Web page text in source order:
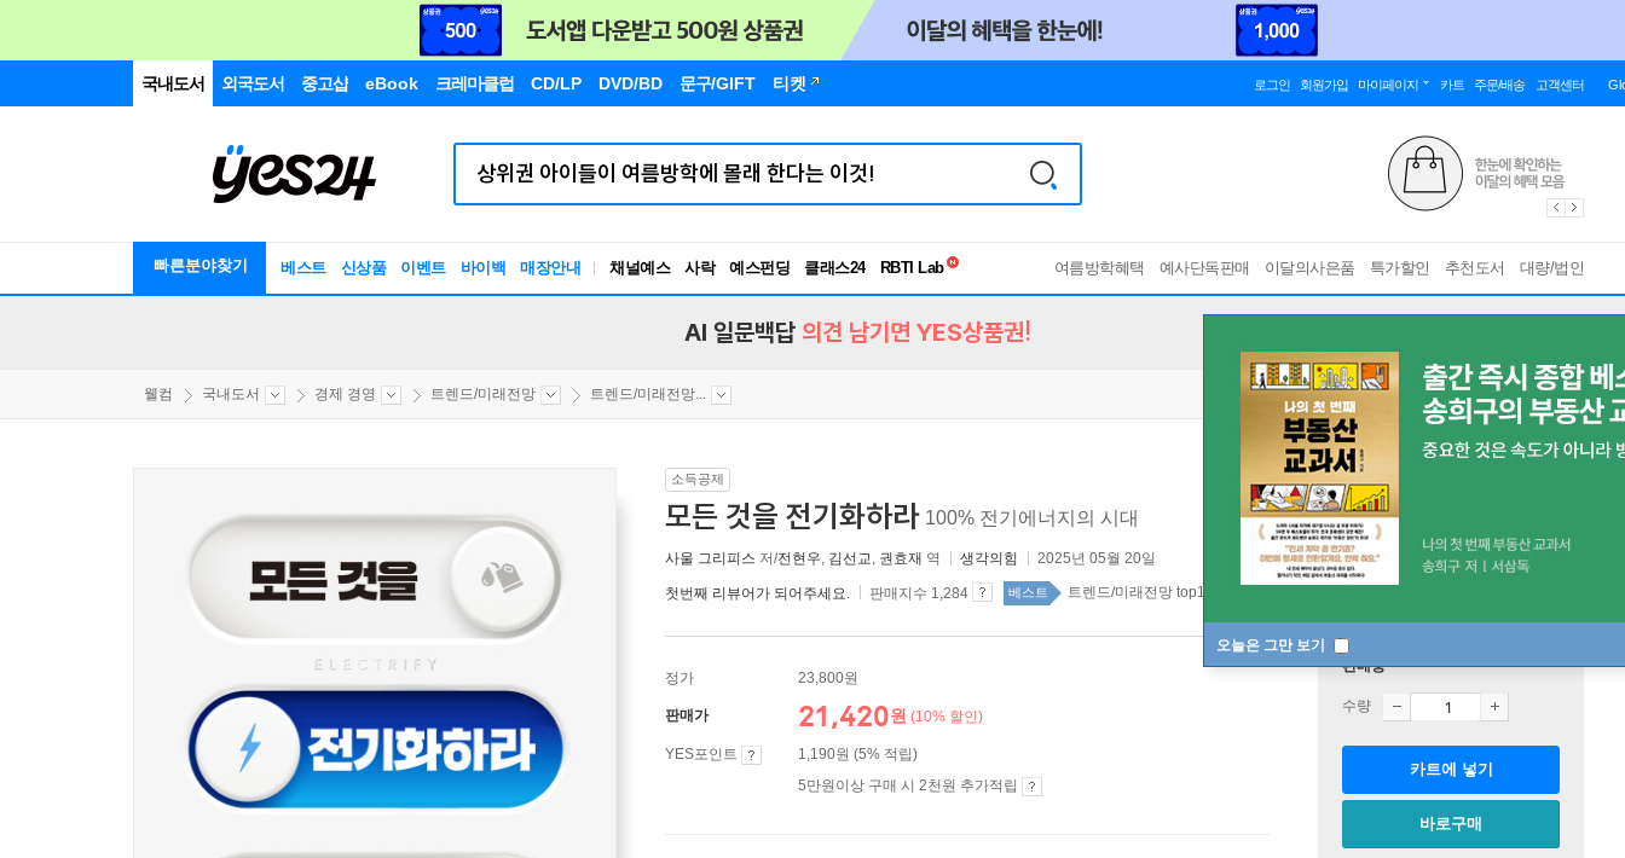
국내도서 외국도서 중고샵 eBook 크레마클럽 CD/LP DVD/BD 문구/GIFT 티켓 로그인 회원가입 마이페이지 카트 주문/배송 고객센터
빠른분야찾기 베스트 신상품 이벤트 바이백 매장안내 채널예스 사락 예스펀딩 클래스24
독서유형검사
여름방학혜택 예사단독판매 이달의사은품 특가할인 추천도서 대량/법인
오늘은 그만 보기
AI 일문백답 의견 남기면 YES상품권!
웰컴 국내도서 경제 경영 트렌드/미래전망 트렌드/미래전망...
소득공제
모든 것을 전기화하라 100% 전기에너지의 시대
사울 그리피스 저/전현우, 김선교, 권효재 역 생각의힘 2025년 05월 20일
첫번째 리뷰어가 되어주세요. 판매지수 1,284 베스트 트렌드/미래전망 top100 13주
정가 23,800원
판매가 21,420원 (10% 할인)
YES포인트
1,190원 (5% 적립)
5만원이상 구매 시 2천원 추가적립
판매중
수량
카트에 넣기
바로구매